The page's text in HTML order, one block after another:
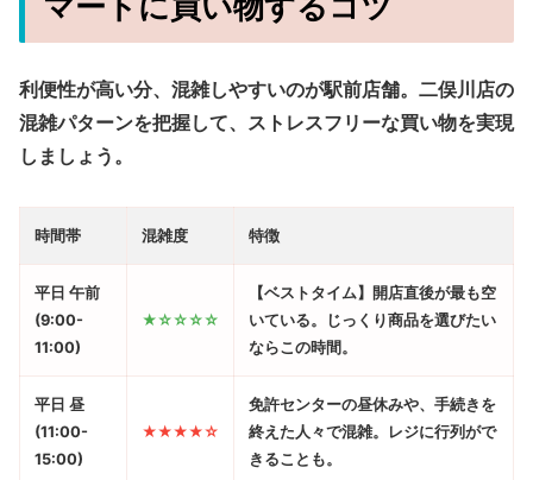
利便性が高い分、混雑しやすいのが駅前店舗。二俣川店の
混雑パターンを把握して、ストレスフリーな買い物を実現
しましょう。
時間帯 混雑度 特徴
平日 午前
(9:00-
11:00)
★☆☆☆☆
【ベストタイム】
開店直後が最も空
いている。じっくり商品を選びたい
ならこの時間。
平日 昼
(11:00-
15:00)
★★★★☆
免許センターの昼休みや、手続きを
終えた人々で混雑。レジに行列がで
きることも。